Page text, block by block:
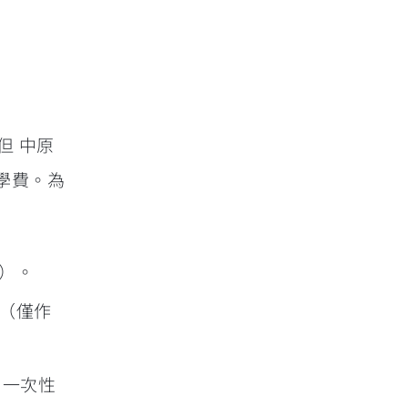
中原
費。為
。
僅作
次性